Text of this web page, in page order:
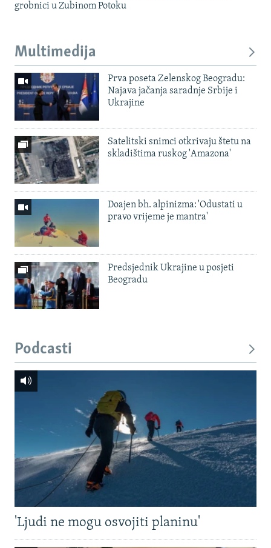
grobnici u Zubinom Potoku
Multimedija
Prva poseta Zelenskog Beogradu:
Najava jačanja saradnje Srbije i
Ukrajine
Satelitski snimci otkrivaju štetu na
skladištima ruskog 'Amazona'
Doajen bh. alpinizma: 'Odustati u
pravo vrijeme je mantra'
Predsjednik Ukrajine u posjeti
Beogradu
Podcasti
'Ljudi ne mogu osvojiti planinu'